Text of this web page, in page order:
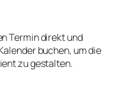
Termin direkt und
buchen, um die
zu gestalten.